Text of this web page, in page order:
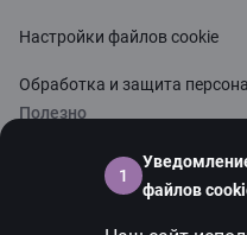
1
файлов
Настройки файлов cookie
Обработка и защита
Полезно
Тарифы для частных лиц